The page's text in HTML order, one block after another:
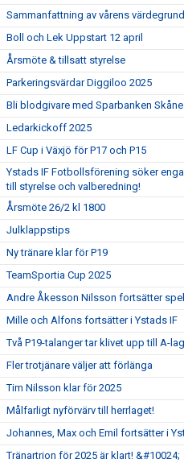
Sammanfattning av vårens
Boll och Lek Uppstart 12 april
Årsmöte & tillsatt styrelse
Parkeringsvärdar Diggiloo 2025
Bli blodgivare med Sparbanken Skåne
Ledarkickoff 2025
LF Cup i Växjö för P17 och P15
Ystads IF Fotbollsförening söker
till styrelse och valberedning!
Årsmöte 26/2 kl 1800
Julklappstips
Ny tränare klar för P19
TeamSportia Cup 2025
Andre Åkesson Nilsson fortsätter
Mille och Alfons fortsätter i Ystads IF
Två P19-talanger tar klivet upp till A-
Fler trotjänare väljer att förlänga
Tim Nilsson klar för 2025
Målfarligt nyförvärv till herrlaget!
Johannes, Max och Emil fortsätter i
Tränartrion för 2025 är klart! &#10024;